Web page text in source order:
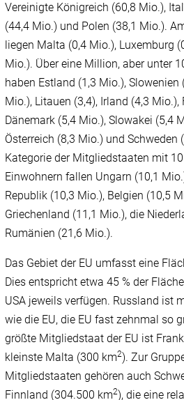
Vereinigte Königreich (60,8 Mio.),
(44,4 Mio.) und Polen (38,1 Mio.).
liegen Malta (0,4 Mio.), Luxemburg
Mio.). Über eine Million, aber unter
haben Estland (1,3 Mio.), Slowenien
Mio.), Litauen (3,4), Irland (4,3
Dänemark (5,4 Mio.), Slowakei (5,4
Österreich (8,3 Mio.) und Schweden
Kategorie der Mitgliedstaaten mit
Einwohnern fallen Ungarn (10,1
Republik (10,3 Mio.), Belgien (10,5
Griechenland (11,1 Mio.), die
Rumänien (21,6 Mio.).
Das Gebiet der EU umfasst eine
Dies entspricht etwa 45 % der
USA jeweils verfügen. Russland ist
wie die EU, die EU fast zehnmal so
größte Mitgliedstaat der EU ist
kleinste Malta (300 km2). Zur
Mitgliedstaaten gehören auch
Finnland (304.500 km2), die eine